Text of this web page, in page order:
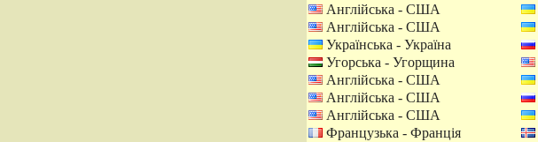
Англійська - США
Англійська - США
Українська - Україна
Угорська - Угорщина
Англійська - США
Англійська - США
Англійська - США
Французька - Франція